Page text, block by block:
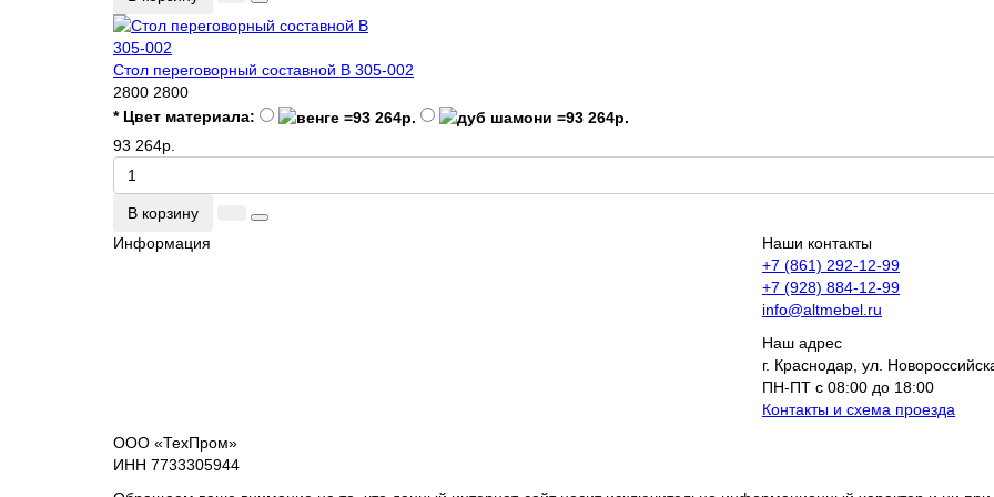
Стол переговорный составной В 305-002
2800 2800
* Цвет материала:
93 264р.
В корзину
Информация
Наши контакты
+7 (861) 292-12-99
+7 (928) 884-12-99
info@altmebel.ru
Наш адрес
г. Краснодар, ул.
ПН-ПТ с 08:00 до 18:00
Контакты и схема проезда
ООО «ТехПром»
ИНН 7733305944